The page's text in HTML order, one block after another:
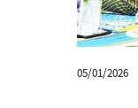
05/01/2026